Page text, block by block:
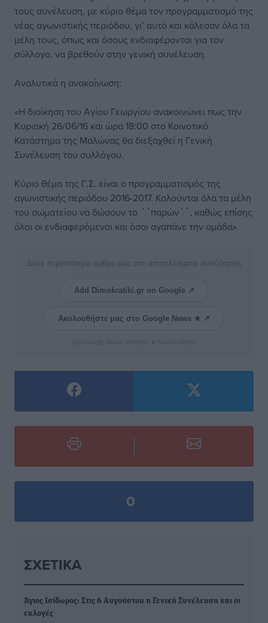
τους συνέλευση, με κύριο θέμα τον προγραμματισμό της
νέας αγωνιστικής περιόδου, γι’ αυτό και κάλεσαν όλα τα
μέλη τους, όπως και όσους ενδιαφέρονται για τον
σύλλογο, να βρεθούν στην γενική συνέλευση.
Αναλυτικά η ανακοίνωση:
«Η διοίκηση του Αγίου Γεωργίου ανακοινώνει πως την
Κυριακή 26/06/16 και ώρα 18:00 στο Κοινοτικό
Κατάστημα της Μαλώνας θα διεξαχθεί η Γενική
Συνέλευση του συλλόγου.
Κύριο θέμα της Γ.Σ. είναι ο προγραμματισμός της
αγωνιστικής περιόδου 2016-2017. Καλούνται όλα τα μέλη
του σωματείου να δώσουν το ΄΄παρών΄΄, καθώς επίσης
όλοι οι ενδιαφερόμενοι και όσοι αγαπάνε την ομάδα».
Δείτε περισσότερα άρθρα μας στα αποτελέσματα αναζήτησης
Add Dimokratiki.gr on Google ↗
Ακολουθήστε μας στο Google News ★ ↗
0
ΣΧΕΤΙΚΆ
Άγιος Ισίδωρος: Στις 6 Αυγούστου η Γενική Συνέλευση και οι
εκλογές